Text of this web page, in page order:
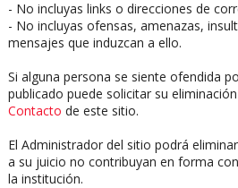
- No incluyas links o direcciones de
- No incluyas ofensas, amenazas,
mensajes que induzcan a ello.
Si alguna persona se siente ofendida
publicado puede solicitar su
Contacto de este sitio.
El Administrador del sitio podrá
a su juicio no contribuyan en forma
la institución.